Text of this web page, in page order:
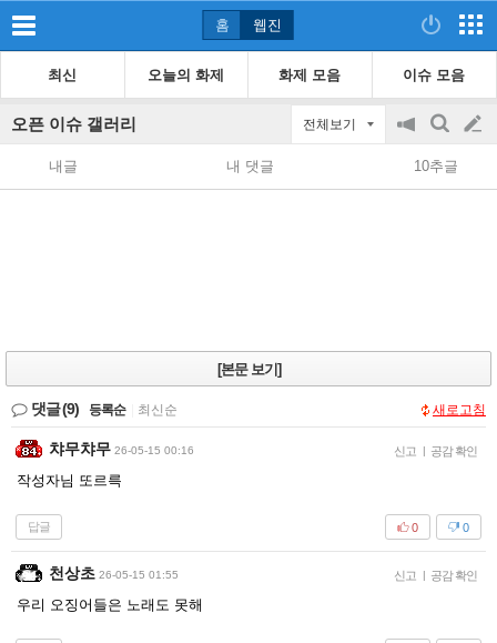
홈 웹진
최신 오늘의 화제 화제 모음 이슈 모음
오픈 이슈 갤러리 전체보기
공
지
on/off
검
색
글
쓰
내글 내 댓글 10추글
[본문 보기]
댓글(9) 등록순 최신순 새로고침
챠무챠무 26-05-15 00:16 신고 | 공감 확인
작성자님 또르륵
답글 0
0
천상초 26-05-15 01:55 신고 | 공감 확인
우리 오징어들은 노래도 못해